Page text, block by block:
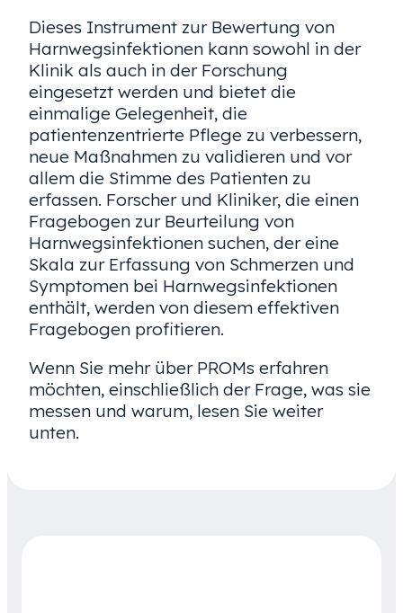
Dieses Instrument zur Bewertung von
Harnwegsinfektionen kann sowohl in der
Klinik als auch in der Forschung
eingesetzt werden und bietet die
einmalige Gelegenheit, die
patientenzentrierte Pflege zu verbessern,
neue Maßnahmen zu validieren und vor
allem die Stimme des Patienten zu
erfassen. Forscher und Kliniker, die einen
Fragebogen zur Beurteilung von
Harnwegsinfektionen suchen, der eine
Skala zur Erfassung von Schmerzen und
Symptomen bei Harnwegsinfektionen
enthält, werden von diesem effektiven
Fragebogen profitieren.
Wenn Sie mehr über PROMs erfahren
möchten, einschließlich der Frage, was sie
messen und warum, lesen Sie weiter
unten.